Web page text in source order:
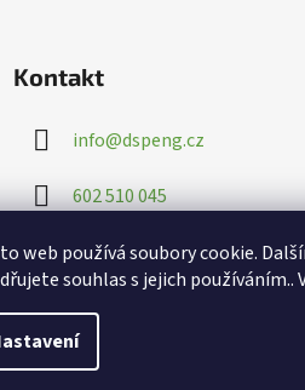
web používá soubory cookie.
souhlas s jejich používáním..
Kontakt
info@dspeng.cz
602 510 045
práva vyhrazena.